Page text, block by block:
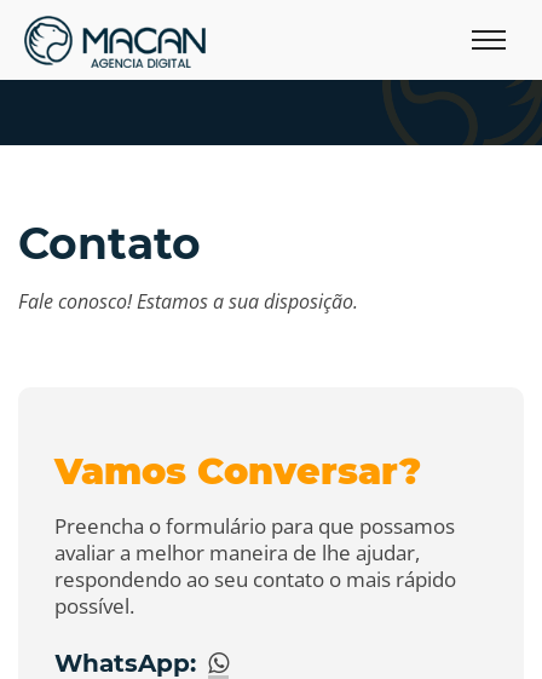
Contato
Fale conosco! Estamos a sua disposição.
Vamos Conversar?
Preencha o formulário para que possamos
avaliar a melhor maneira de lhe ajudar,
respondendo ao seu contato o mais rápido
possível.
WhatsApp: